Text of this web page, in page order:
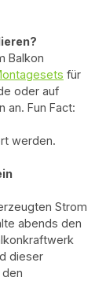
Balkon
für
oder auf
an. Fun Fact:
werden.
Strom
abends den
dieser